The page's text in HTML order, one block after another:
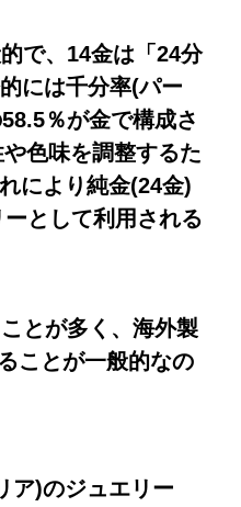
で、14金は「24分
には千分率(パー
％が金で構成さ
色味を調整するた
により純金(24金)
として利用される
とが多く、海外製
ことが一般的なの
ア)のジュエリー